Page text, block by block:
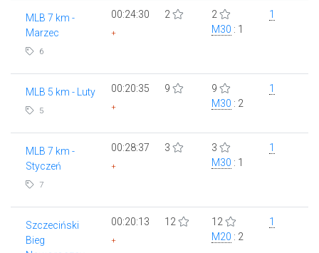
MLB 7 km -
Marzec
6
00:24:30
+
2
2
M30 : 1
1
MLB 5 km - Luty
5
00:20:35
+
9
9
M30 : 2
1
MLB 7 km -
Styczeń
7
00:28:37
+
3
3
M30 : 1
1
Szczeciński
Bieg
00:20:13
+
12
12
M20 : 2
1